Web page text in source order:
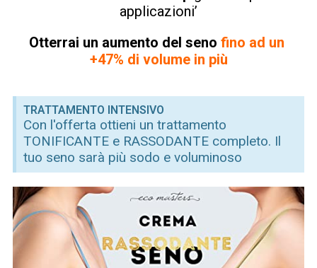
applicazioni’
Otterrai un aumento del seno fino ad un
+47% di volume in più
TRATTAMENTO INTENSIVO
Con l'offerta ottieni un trattamento
TONIFICANTE e RASSODANTE completo. Il
tuo seno sarà più sodo e voluminoso